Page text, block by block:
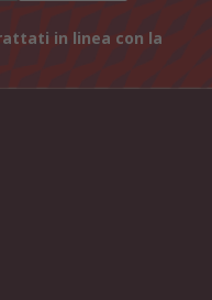
in linea con la